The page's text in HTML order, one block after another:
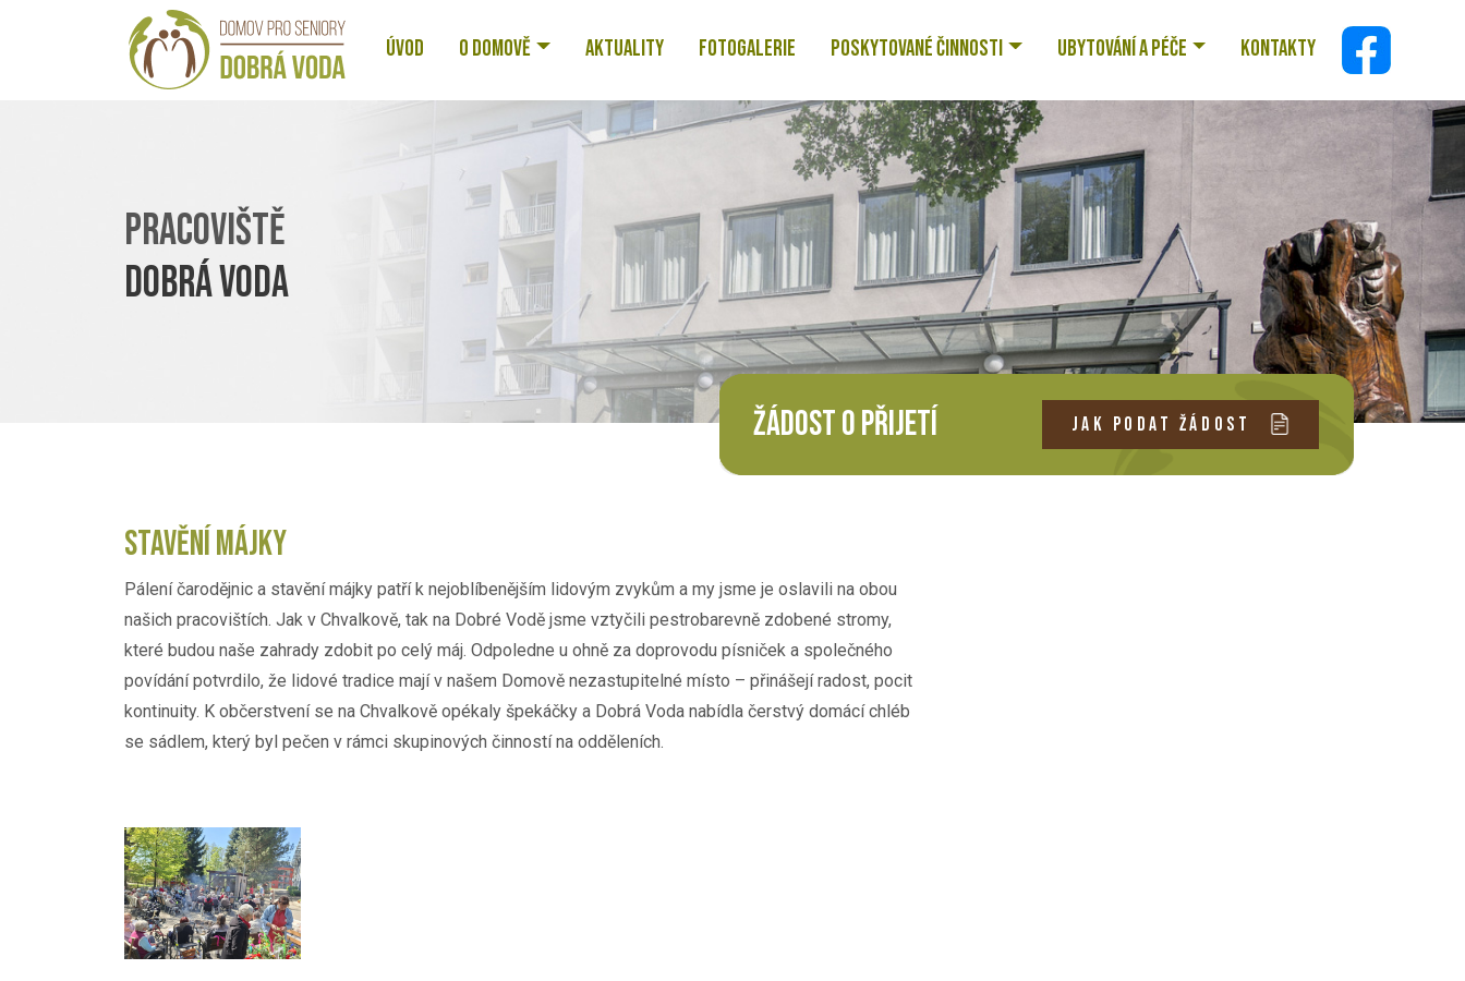
ÚVOD O DOMOVĚ AKTUALITY FOTOGALERIE POSKYTOVANÉ ČINNOSTI UBYTOVÁNÍ A PÉČE KONTAKTY
PRACOVIŠTĚ
DOBRÁ VODA
ŽÁDOST O PŘIJETÍ JAK PODAT ŽÁDOST
STAVĚNÍ MÁJKY
Pálení čarodějnic a stavění májky patří k nejoblíbenějším lidovým zvykům a my jsme je oslavili na obou
našich pracovištích. Jak v Chvalkově, tak na Dobré Vodě jsme vztyčili pestrobarevně zdobené stromy,
které budou naše zahrady zdobit po celý máj. Odpoledne u ohně za doprovodu písniček a společného
povídání potvrdilo, že lidové tradice mají v našem Domově nezastupitelné místo – přinášejí radost, pocit
kontinuity. K občerstvení se na Chvalkově opékaly špekáčky a Dobrá Voda nabídla čerstvý domácí chléb
se sádlem, který byl pečen v rámci skupinových činností na odděleních.